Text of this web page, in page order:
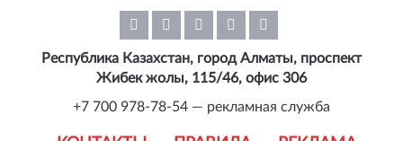
Республика Казахстан, город Алматы, проспект
Жибек жолы, 115/46, офис 306
+7 700 978-78-54 — рекламная служба